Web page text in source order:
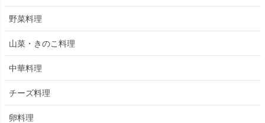
野菜料理
山菜・きのこ料理
中華料理
チーズ料理
卵料理